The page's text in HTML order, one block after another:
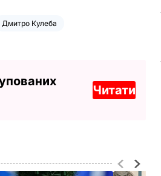
Дмитро Кулеба
Читати